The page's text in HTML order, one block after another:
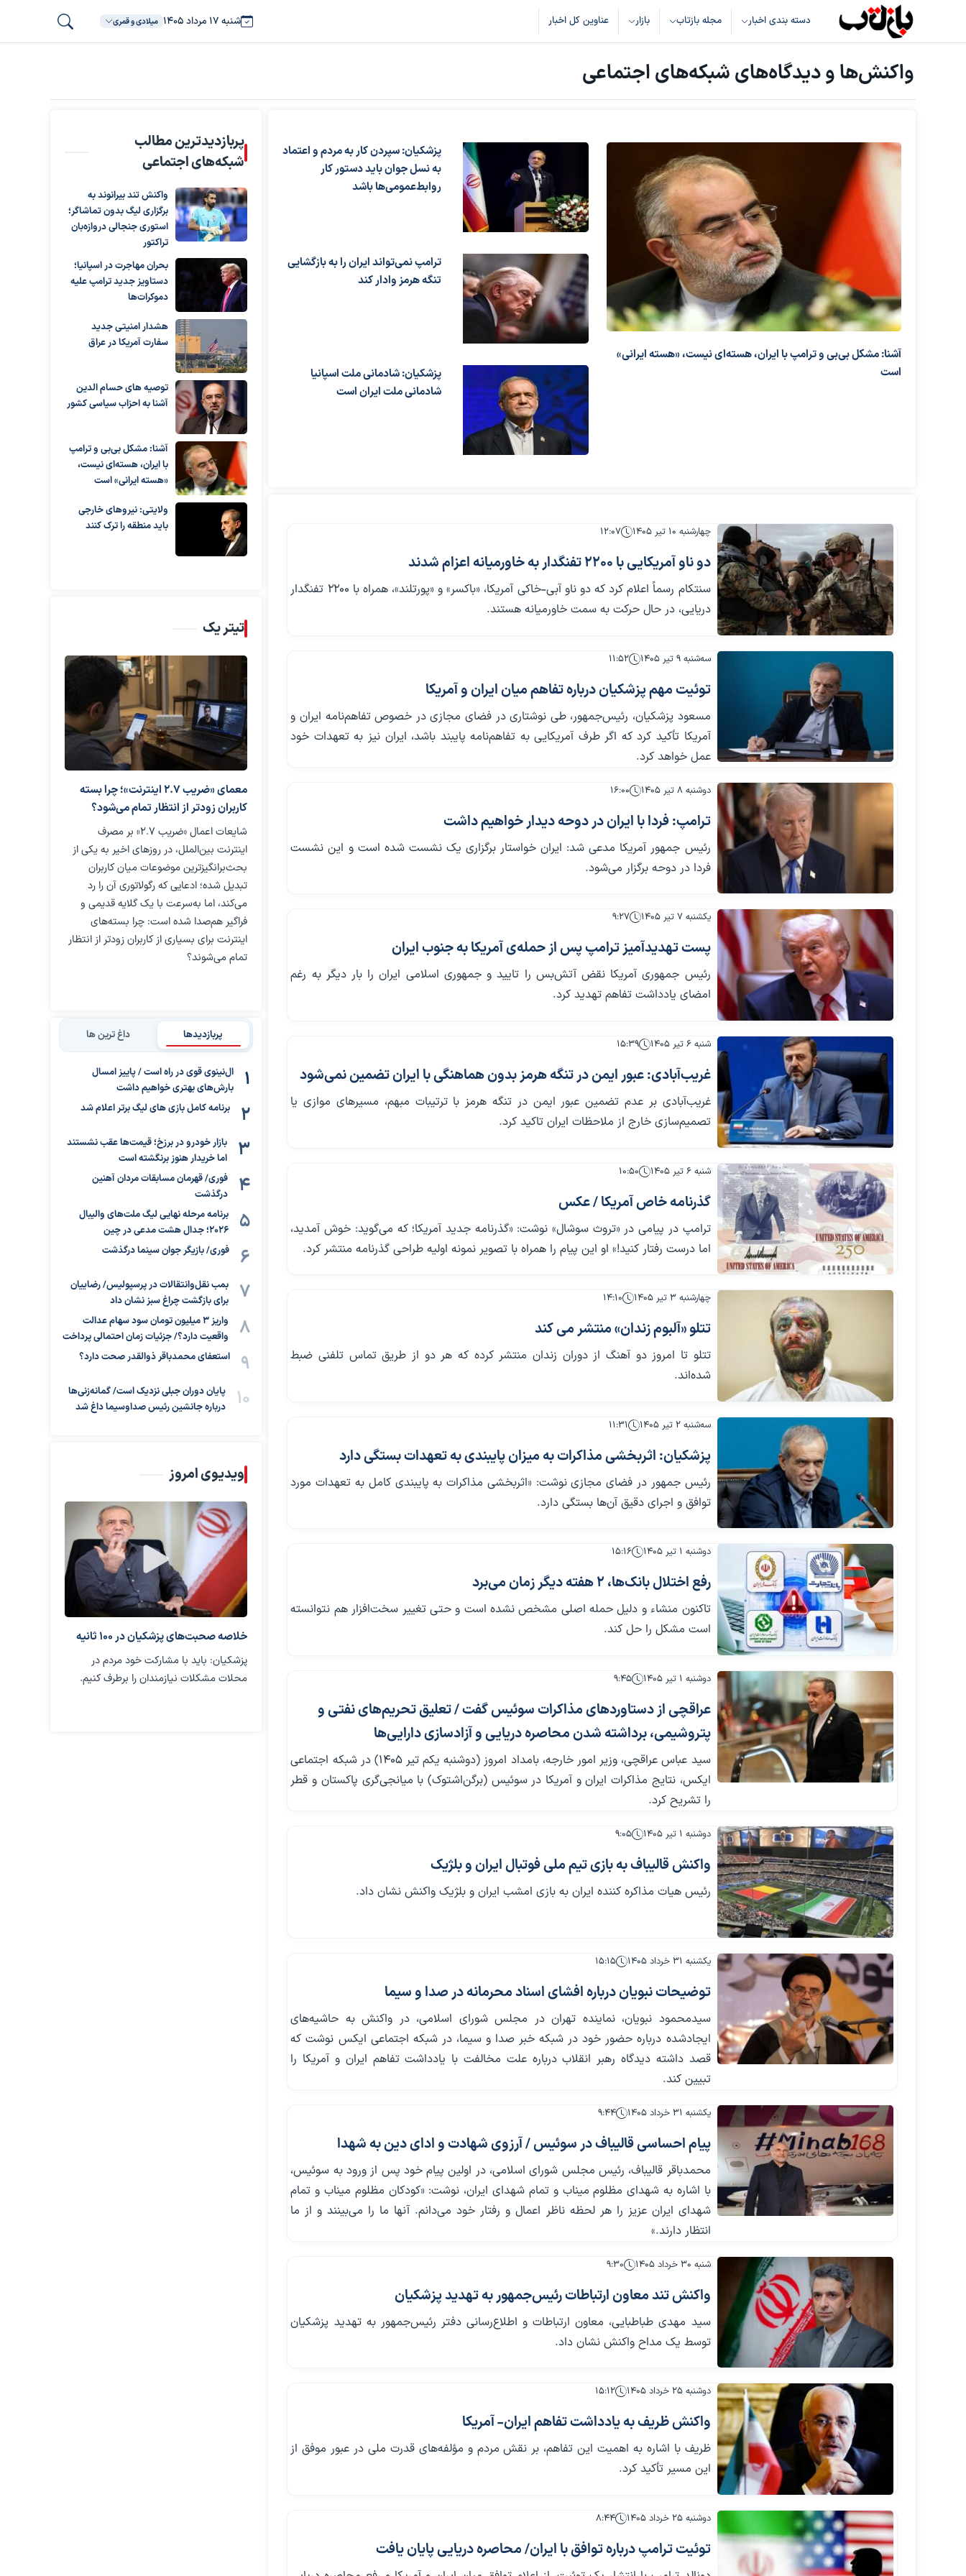
دسته بندی اخبار مجله بازتاب بازار عناوین کل اخبار شنبه ۱۷ مرداد ۱۴۰۵ میلادی و قمری
واکنش‌ها و دیدگاه‌های شبکه‌های اجتماعی
آشنا: مشکل بی‌بی‌ و ترامپ با ایران، هسته‌ای نیست، «هسته ایرانی»
است
پزشکیان: سپردن کار به مردم و اعتماد
به نسل جوان باید دستور کار
روابط‌عمومی‌ها باشد
ترامپ نمی‌تواند ایران را به بازگشایی
تنگه هرمز وادار کند
پزشکیان: شادمانی ملت اسپانیا
شادمانی ملت ایران است
چهارشنبه ۱۰ تیر ۱۴۰۵ ۱۲:۰۷
دو ناو آمریکایی با ۲۲۰۰ تفنگدار به خاورمیانه اعزام شدند
سنتکام رسماً اعلام کرد که دو ناو آبی-خاکی آمریکا، «باکسر» و «پورتلند»، همراه با ۲۲۰۰ تفنگدار
دریایی، در حال حرکت به سمت خاورمیانه هستند.
سه‌شنبه ۹ تیر ۱۴۰۵ ۱۱:۵۲
توئیت مهم پزشکیان درباره تفاهم میان ایران و آمریکا
مسعود پزشکیان، رئیس‌جمهور، طی نوشتاری در فضای مجازی در خصوص تفاهم‌نامه ایران و
آمریکا تأکید کرد که اگر طرف آمریکایی به تفاهم‌نامه پایبند باشد، ایران نیز به تعهدات خود
عمل خواهد کرد.
دوشنبه ۸ تیر ۱۴۰۵ ۱۶:۰۰
ترامپ: فردا با ایران در دوحه دیدار خواهیم داشت
رئیس جمهور آمریکا مدعی شد: ایران خواستار برگزاری یک نشست شده است و این نشست
فردا در دوحه برگزار می‌شود.
یکشنبه ۷ تیر ۱۴۰۵ ۹:۲۷
پست تهدیدآمیز ترامپ‌ پس از حمله‌ی آمریکا به جنوب ایران
رئیس جمهوری آمریکا نقض آتش‌بس را تایید و جمهوری اسلامی ایران را بار دیگر به رغم
امضای یادداشت تفاهم تهدید کرد.
شنبه ۶ تیر ۱۴۰۵ ۱۵:۳۹
غریب‌آبادی: عبور ایمن در تنگه هرمز بدون هماهنگی با ایران تضمین نمی‌شود
غریب‌آبادی بر عدم تضمین عبور ایمن در تنگه هرمز با ترتیبات مبهم، مسیرهای موازی یا
تصمیم‌سازی خارج از ملاحظات ایران تاکید کرد.
شنبه ۶ تیر ۱۴۰۵ ۱۰:۵۰
گذرنامه خاص آمریکا / عکس
ترامپ در پیامی در «تروث سوشال» نوشت: «گذرنامه جدید آمریکا؛ که می‌گوید: خوش آمدید،
اما درست رفتار کنید!» او این پیام را همراه با تصویر نمونه اولیه طراحی گذرنامه منتشر کرد.
چهارشنبه ۳ تیر ۱۴۰۵ ۱۴:۱۰
تتلو «آلبوم زندان» منتشر می کند
تتلو تا امروز دو آهنگ از دوران زندان منتشر کرده که هر دو از طریق تماس تلفنی ضبط
شده‌اند.
سه‌شنبه ۲ تیر ۱۴۰۵ ۱۱:۳۱
پزشکیان: اثربخشی مذاکرات به میزان پایبندی به تعهدات بستگی دارد
رئیس جمهور در فضای مجازی نوشت: «اثربخشی مذاکرات به پایبندی کامل به تعهدات مورد
توافق و اجرای دقیق آن‌ها بستگی دارد.
دوشنبه ۱ تیر ۱۴۰۵ ۱۵:۱۶
رفع اختلال بانک‌ها، 2 هفته دیگر زمان می‌برد
تاکنون منشاء و دلیل حمله اصلی مشخص نشده است و حتی تغییر سخت‌افزار هم نتوانسته
است مشکل را حل کند.
دوشنبه ۱ تیر ۱۴۰۵ ۹:۴۵
عراقچی از دستاوردهای مذاکرات سوئیس گفت / تعلیق تحریم‌های نفتی و
پتروشیمی، برداشته شدن محاصره دریایی و آزادسازی دارایی‌ها
سید عباس عراقچی، وزیر امور خارجه، بامداد امروز (دوشنبه یکم تیر ۱۴۰۵) در شبکه اجتماعی
ایکس، نتایج مذاکرات ایران و آمریکا در سوئیس (برگن‌اشتوک) با میانجی‌گری پاکستان و قطر
را تشریح کرد.
دوشنبه ۱ تیر ۱۴۰۵ ۹:۰۵
واکنش قالیباف به بازی تیم ملی فوتبال ایران و بلژیک
رئیس هیات مذاکره کننده ایران به بازی امشب ایران و بلژیک واکنش نشان داد.
یکشنبه ۳۱ خرداد ۱۴۰۵ ۱۵:۱۵
توضیحات نبویان درباره افشای اسناد محرمانه در صدا و سیما
سیدمحمود نبویان، نماینده تهران در مجلس شورای اسلامی، در واکنش به حاشیه‌های
ایجادشده درباره حضور خود در شبکه خبر صدا و سیما، در شبکه اجتماعی ایکس نوشت که
قصد داشته دیدگاه رهبر انقلاب درباره علت مخالفت با یادداشت تفاهم ایران و آمریکا را
تبیین کند.
یکشنبه ۳۱ خرداد ۱۴۰۵ ۹:۴۴
پیام احساسی قالیباف در سوئیس / آرزوی شهادت و ادای دین به شهدا
محمدباقر قالیباف، رئیس مجلس شورای اسلامی، در اولین پیام خود پس از ورود به سوئیس،
با اشاره به شهدای مظلوم میناب و تمام شهدای ایران، نوشت: «کودکان مظلوم میناب و تمام
شهدای ایران عزیز را هر لحظه ناظر اعمال و رفتار خود می‌دانم. آنها ما را می‌بینند و از ما
انتظار دارند.»
شنبه ۳۰ خرداد ۱۴۰۵ ۹:۳۰
واکنش تند معاون ارتباطات رئیس‌جمهور به تهدید پزشکیان
سید مهدی طباطبایی، معاون ارتباطات و اطلاع‌رسانی دفتر رئیس‌جمهور به تهدید پزشکیان
توسط یک مداح واکنش نشان داد.
دوشنبه ۲۵ خرداد ۱۴۰۵ ۱۵:۱۲
واکنش ظریف به یادداشت تفاهم ایران- آمریکا
ظریف با اشاره به اهمیت این تفاهم، بر نقش مردم و مؤلفه‌های قدرت ملی در عبور موفق از
این مسیر تأکید کرد.
دوشنبه ۲۵ خرداد ۱۴۰۵ ۸:۴۴
توئیت ترامپ درباره توافق با ایران/ محاصره دریایی پایان یافت
پربازدیدترین مطالب
شبکه‌های اجتماعی
واکنش تند بیرانوند به
برگزاری لیگ بدون تماشاگر؛
استوری جنجالی دروازه‌بان
تراکتور
بحران مهاجرت در اسپانیا؛
دستاویز جدید ترامپ علیه
دموکرات‌ها
هشدار امنیتی جدید
سفارت آمریکا در عراق
توصیه های حسام الدین
آشنا به احزاب سیاسی کشور
آشنا: مشکل بی‌بی‌ و ترامپ
با ایران، هسته‌ای نیست،
«هسته ایرانی» است
ولایتی: نیروهای خارجی
باید منطقه را ترک کنند
تیتر یک
معمای «ضریب ۲.۷ اینترنت»؛ چرا بسته
کاربران زودتر از انتظار تمام می‌شود؟
شایعات اعمال «ضریب ۲.۷» بر مصرف
اینترنت بین‌الملل، در روزهای اخیر به یکی از
بحث‌برانگیزترین موضوعات میان کاربران
تبدیل شده؛ ادعایی که رگولاتوری آن را رد
می‌کند، اما به‌سرعت با یک گلایه قدیمی و
فراگیر هم‌صدا شده است: چرا بسته‌های
اینترنت برای بسیاری از کاربران زودتر از انتظار
تمام می‌شوند؟
پربازدیدها داغ ترین ها
ال‌نینوی قوی در راه است / پاییز امسال
بارش‌های بهتری خواهیم داشت
برنامه کامل بازی های لیگ برتر اعلام شد
بازار خودرو در برزخ؛ قیمت‌ها عقب نشستند
اما خریدار هنوز برنگشته است
فوری/ قهرمان مسابقات مردان آهنین
درگذشت
برنامه مرحله نهایی لیگ ملت‌های والیبال
۲۰۲۶؛ جدال هشت مدعی در چین
فوری/ بازیگر جوان سینما درگذشت
بمب نقل‌وانتقالات در پرسپولیس/ رضاییان
برای بازگشت چراغ سبز نشان داد
واریز ۳ میلیون تومان سود سهام عدالت
واقعیت دارد؟/ جزئیات زمان احتمالی پرداخت
استعفای محمدباقر ذوالقدر صحت دارد؟
پایان دوران جبلی نزدیک است/ گمانه‌زنی‌ها
درباره جانشین رئیس صداوسیما داغ شد
ویدیوی امروز
خلاصه صحبت‌های پزشکیان در ۱۰۰ ثانیه
پزشکیان: باید با مشارکت خود مردم در
محلات مشکلات نیازمندان را برطرف کنیم.